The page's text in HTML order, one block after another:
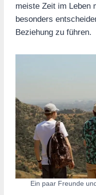
meiste Zeit im Leben
besonders
Beziehung zu führen.
Ein paar Freunde